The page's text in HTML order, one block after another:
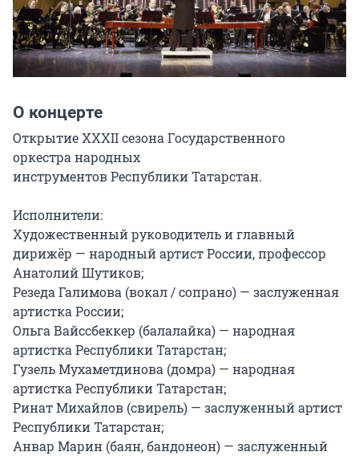
О концерте
Открытие XXXII сезона Государственного
оркестра народных
инструментов Республики Татарстан.
Исполнители:
Художественный руководитель и главный
дирижёр — народный артист России, профессор
Анатолий Шутиков;
Резеда Галимова (вокал / сопрано) — заслуженная
артистка России;
Ольга Вайссбеккер (балалайка) — народная
артистка Республики Татарстан;
Гузель Мухаметдинова (домра) — народная
артистка Республики Татарстан;
Ринат Михайлов (свирель) — заслуженный артист
Республики Татарстан;
Анвар Марин (баян, бандонеон) — заслуженный